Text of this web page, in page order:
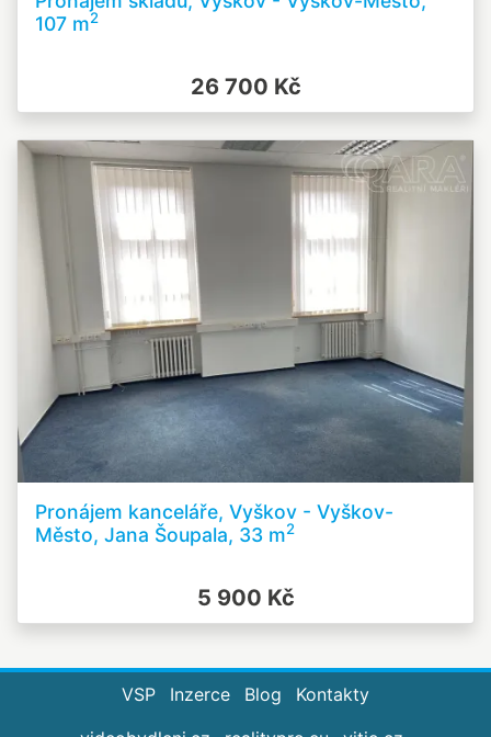
107 m2
26 700 Kč
Pronájem kanceláře, Vyškov - Vyškov-
Město, Jana Šoupala, 33 m2
5 900 Kč
VSP Inzerce Blog
Kontakty